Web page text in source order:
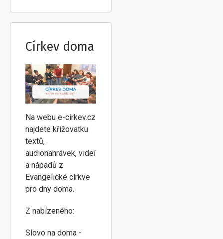
Církev doma
Na webu e-cirkev.cz
najdete křižovatku
textů,
audionahrávek, videí
a nápadů z
Evangelické církve
pro dny doma.
Z nabízeného:
Slovo na doma -